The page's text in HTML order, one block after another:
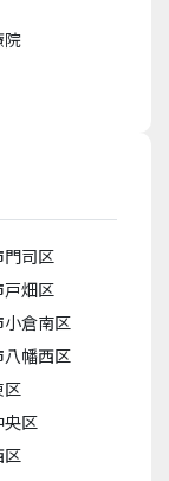
院
司区
畑区
倉南区
幡西区
区
央区
区